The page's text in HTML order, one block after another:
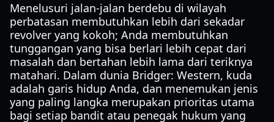
Menelusuri jalan-jalan berdebu di wilayah
perbatasan membutuhkan lebih dari sekadar
revolver yang kokoh; Anda membutuhkan
tunggangan yang bisa berlari lebih cepat dari
masalah dan bertahan lebih lama dari teriknya
matahari. Dalam dunia Bridger: Western, kuda
adalah garis hidup Anda, dan menemukan jenis
yang paling langka merupakan prioritas utama
bagi setiap bandit atau penegak hukum yang